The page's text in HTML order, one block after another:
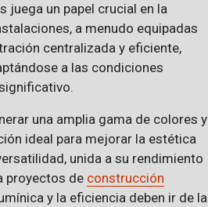
juega un papel crucial en la
a menudo equipadas
centralizada y eficiente,
a las condiciones
una amplia gama de colores y
ideal para mejorar la estética
unida a su rendimiento
proyectos de construcción
y la eficiencia deben ir de la